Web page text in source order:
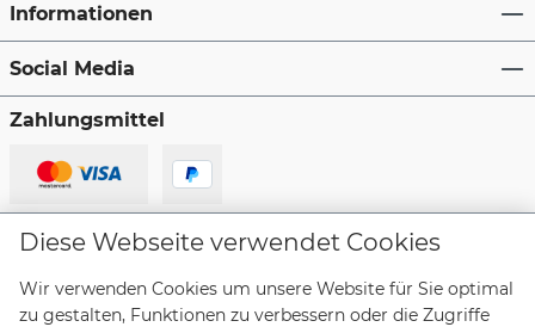
Informationen
Social Media
Zahlungsmittel
Lieferanten
Diese Webseite verwendet Cookies
Wir verwenden Cookies um unsere Website für Sie optimal
zu gestalten, Funktionen zu verbessern oder die Zugriffe